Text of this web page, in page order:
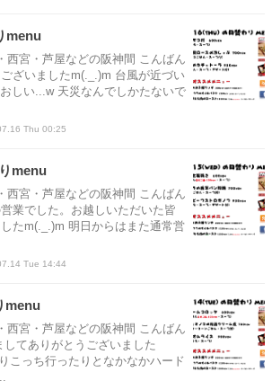
menu
西宮・芦屋などの阪神間 こんばん
ざいましたm(._.)m 台風が近づい
しい...w 天災なんでしかたないで
Thu 00:25
menu
西宮・芦屋などの阪神間 こんばん
業でした。お越しいただいた皆
たm(._.)m 明日からはまた通常営
Tue 14:44
menu
西宮・芦屋などの阪神間 こんばん
てありがとうございました
こっち行ったりとなかなかハード